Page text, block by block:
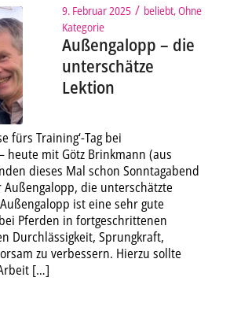
9. Februar 2025 / beliebt,Ohne
Kategorie
Außengalopp – die
unterschätze
Lektion
fürs Training‘-Tag bei
heute mit Götz Brinkmann (aus
dieses Mal schon Sonntagabend
die unterschätzte
ist eine sehr gute
Pferden in fortgeschrittenen
Durchlässigkeit, Sprungkraft,
zu verbessern. Hierzu sollte
[…]